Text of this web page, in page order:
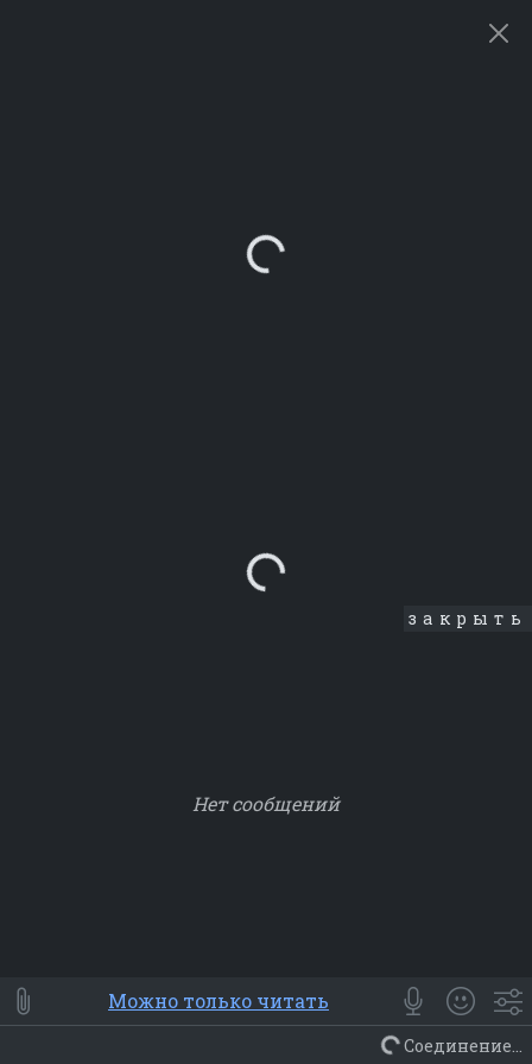
Loading... закрыть
Нет сообщений
⭐ Мои Smile
😀 Emoji
Смайлики
Люди Животные Еда Объекты
Можно только читать
Соединение...